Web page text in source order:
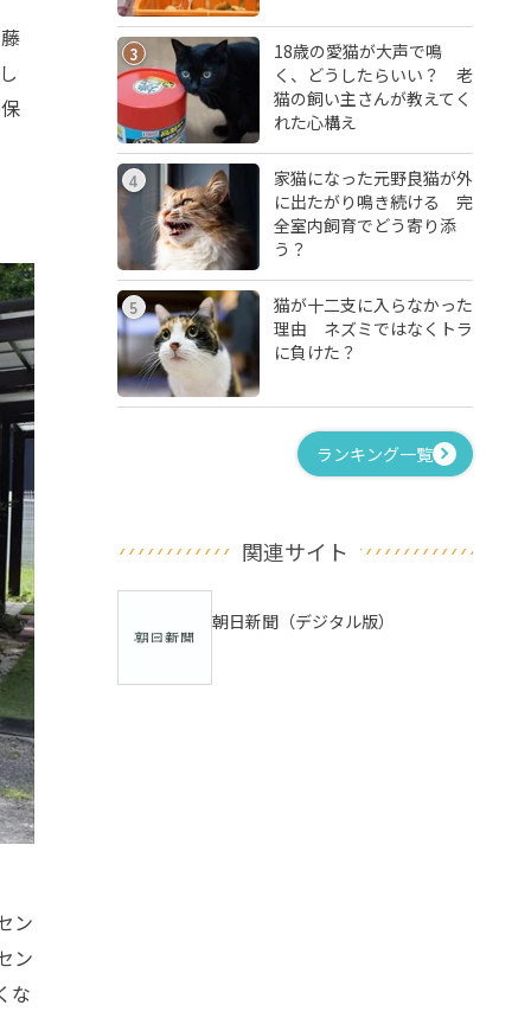
ン
ン
な
3
18歳の愛猫が大声で鳴
く、どうしたらいい？ 老
猫の飼い主さんが教えてく
れた心構え
4
家猫になった元野良猫が外
に出たがり鳴き続ける 完
全室内飼育でどう寄り添
う？
5
猫が十二支に入らなかった
理由 ネズミではなくトラ
に負けた？
ランキング一覧
関連サイト
朝日新聞（デジタル版）